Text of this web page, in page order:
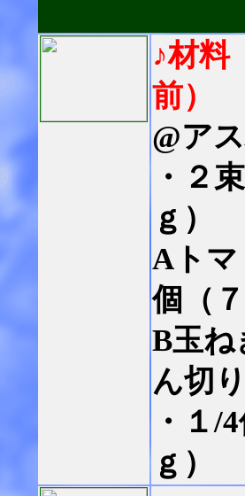
♪材料
前）
@ア
・２
ｇ）
Aトマ
個（７
B玉ね
ん切り
・１/
ｇ）